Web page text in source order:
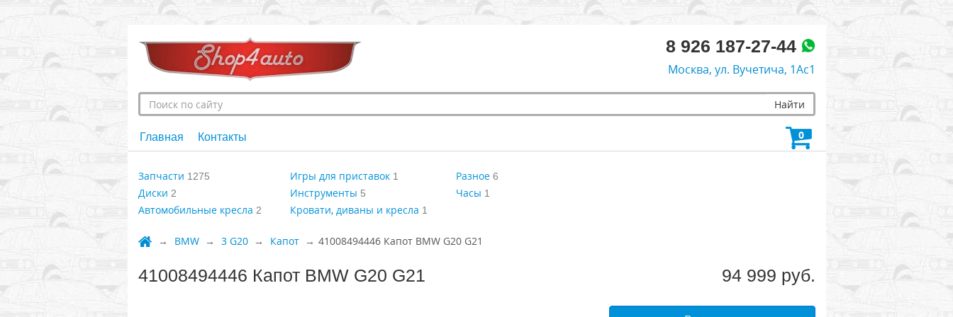
8 926 187-27-44
Москва, ул. Вучетича, 1Ас1
Найти
Главная Контакты 0
Запчасти 1275
Диски 2
Автомобильные кресла 2
Игры для приставок1
Инструменты 5
Кровати, диваны и кресла 1
Разное6
Часы 1
BMW 3 G20 Капот 41008494446 Капот BMW G20 G21
41008494446 Капот BMW G20 G21 94 999 руб.